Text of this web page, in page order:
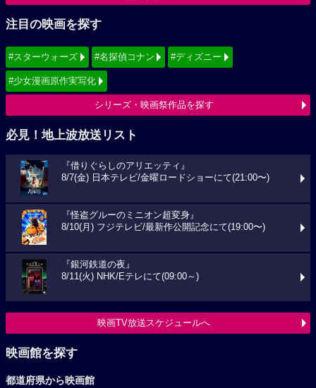
注目の映画を探す
#スターウォーズ #名探偵コナン #ディズニー
#少女漫画原作実写化
シリーズ・映画祭作品を探す
必見！地上波放送リスト
『借りぐらしのアリエッティ』
8/7(金) 日本テレビ/金曜ロードショーにて(21:00〜)
『怪盗グルーのミニオン超変身』
8/10(月) フジテレビ/最新作公開記念にて(19:00〜)
『銀河鉄道の夜』
8/11(火) NHK/Eテレにて(09:00～)
映画TV放送スケジュールへ
映画館を探す
都道府県から映画館